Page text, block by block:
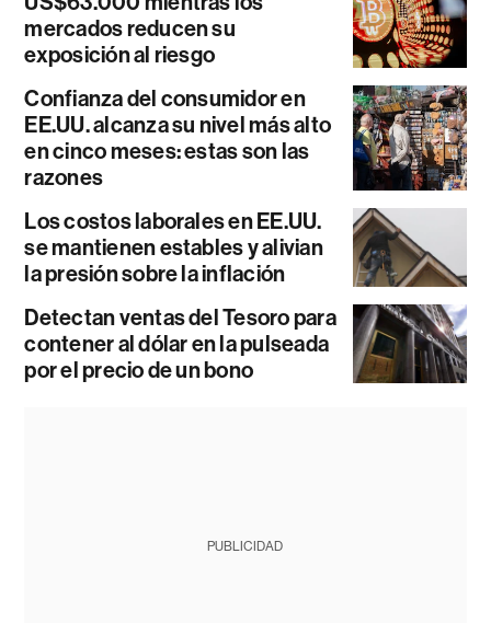
mercados reducen su
exposición al riesgo
Confianza del consumidor en
EE.UU. alcanza su nivel más alto
en cinco meses: estas son las
razones
Los costos laborales en EE.UU.
se mantienen estables y alivian
la presión sobre la inflación
Detectan ventas del Tesoro para
contener al dólar en la pulseada
por el precio de un bono
PUBLICIDAD